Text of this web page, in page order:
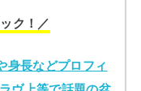
ク！／
身長などプロフィ